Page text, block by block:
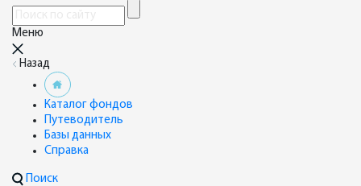
Меню
Назад
Каталог фондов
Путеводитель
Базы данных
Справка
Поиск